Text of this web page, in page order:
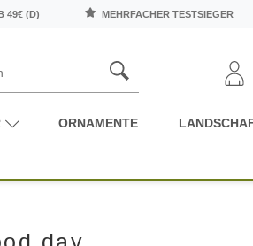
49€ (D) MEHRFACHER TESTSIEGER
ORNAMENTE